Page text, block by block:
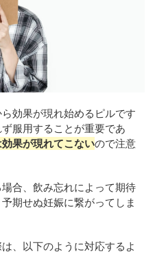
効果が現れ始めるピルです
服用することが重要であ
果が現れてこないので注意
合、飲み忘れによって期待
期せぬ妊娠に繋がってしま
、以下のように対応するよ